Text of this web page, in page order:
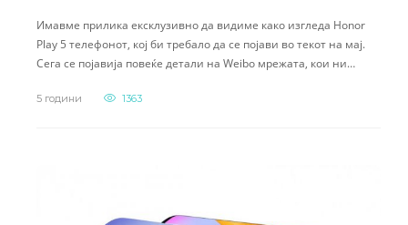
Имавме прилика ексклузивно да видиме како изгледа Honor
Play 5 телефонот, кој би требало да се појави во текот на мај.
Сега се појавија повеќе детали на Weibo мрежата, кои ни…
5 години 1363